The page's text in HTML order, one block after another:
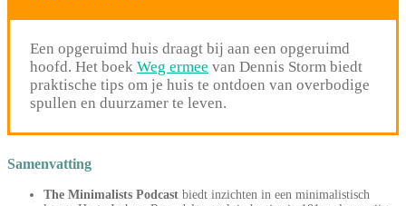
Een opgeruimd huis draagt bij aan een opgeruimd
hoofd. Het boek Weg ermee van Dennis Storm biedt
praktische tips om je huis te ontdoen van overbodige
spullen en duurzamer te leven.
Samenvatting
The Minimalists Podcast biedt inzichten in een minimalistisch